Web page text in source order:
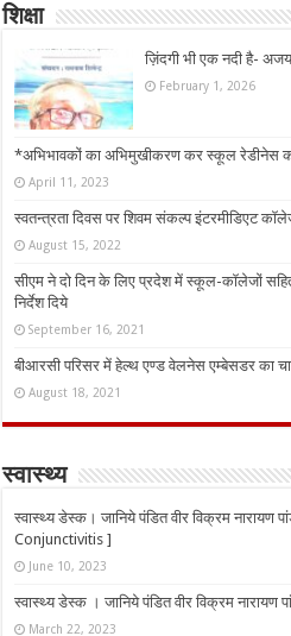
शिक्षा
ज़िंदगी भी एक नदी है-
February 1, 2026
*अभिभावकों का अभिमुखीकरण कर स्कूल रेडीनेस
April 11, 2023
स्वतन्त्रता दिवस पर शिवम संकल्प इंटरमीडिएट
August 15, 2022
सीएम ने दो दिन के लिए प्रदेश में स्कूल-कॉलेजों
निर्देश दिये
September 16, 2021
बीआरसी परिसर में हेल्थ एण्ड वेलनेस एम्बेसडर का
August 18, 2021
स्वास्थ्य
स्वास्थ्य डेस्क। जानिये पंडित वीर विक्रम
Conjunctivitis ]
June 10, 2023
स्वास्थ्य डेस्क । जानिये पंडित वीर विक्रम
March 22, 2023